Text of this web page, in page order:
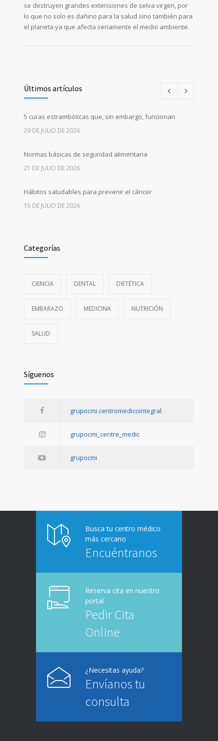
se destruyen grandes extensiones de selva virgen, por
lo que no solo es dañino para la salud sino también para
el planeta ya que afecta seriamente el medio ambiente.
Últimos artículos
5 curas estrambóticas que, sin embargo, funcionan
29 DE JULIO DE 2026
Normas básicas de seguridad alimentaria
21 DE JULIO DE 2026
Hábitos saludables para prevenir el cáncer
15 DE JULIO DE 2026
10 DE JULIO DE 2026
1 DE JULIO DE 2026
Categorías
CIENCIA DENTAL DIETÉTICA
EMBARAZO MEDICINA NUTRICIÓN
SALUD
Síguenos
grupocmi.centromedicointegral
grupocmi_centre_medic
grupocmi
Busca tu centro médico
más cercano
Encuéntranos
Reserva cita en nuestro
portal
Pedir Cita
Online
¿Necesitas ayuda?
Envíanos tu
consulta